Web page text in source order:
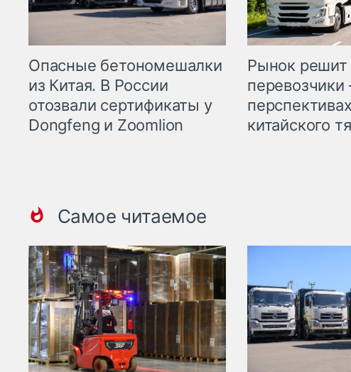
Опасные бетономешалки
из Китая. В России
отозвали сертификаты у
Dongfeng и Zoomlion
Рынок решит
китайского
Самое читаемое